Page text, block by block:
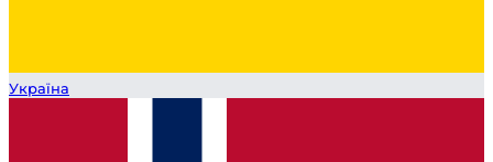
Україна